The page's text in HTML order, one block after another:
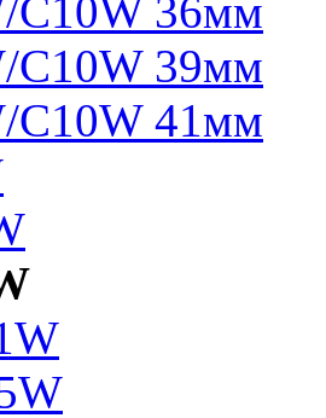
C10W 36мм
C10W 39мм
C10W 41мм